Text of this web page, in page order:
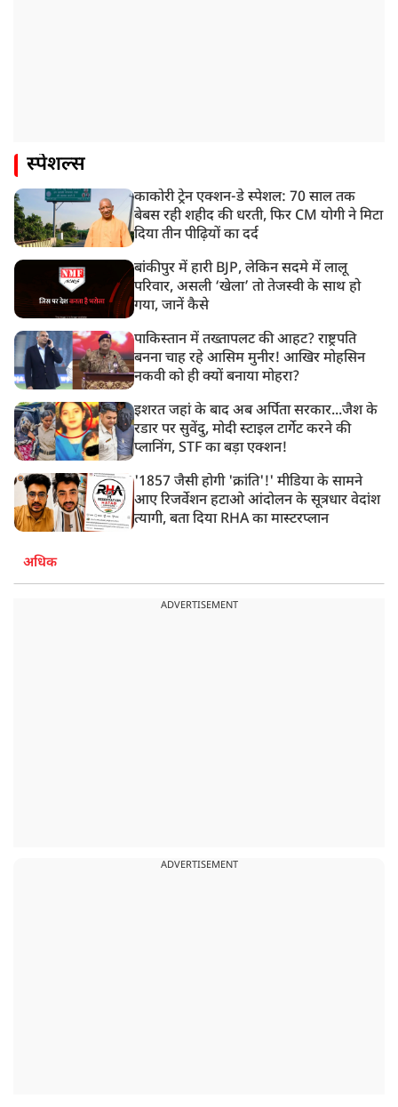
स्पेशल्स
काकोरी ट्रेन एक्शन-डे स्पेशल: 70 साल तक
बेबस रही शहीद की धरती, फिर CM योगी ने मिटा
दिया तीन पीढ़ियों का दर्द
बांकीपुर में हारी BJP, लेकिन सदमे में लालू
परिवार, असली ‘खेला’ तो तेजस्वी के साथ हो
गया, जानें कैसे
पाकिस्तान में तख्तापलट की आहट? राष्ट्रपति
बनना चाह रहे आसिम मुनीर! आखिर मोहसिन
नकवी को ही क्यों बनाया मोहरा?
इशरत जहां के बाद अब अर्पिता सरकार...जैश के
रडार पर सुवेंदु, मोदी स्टाइल टार्गेट करने की
प्लानिंग, STF का बड़ा एक्शन!
'1857 जैसी होगी 'क्रांति'!' मीडिया के सामने
आए रिजर्वेशन हटाओ आंदोलन के सूत्रधार वेदांश
त्यागी, बता दिया RHA का मास्टरप्लान
अधिक
ADVERTISEMENT
ADVERTISEMENT